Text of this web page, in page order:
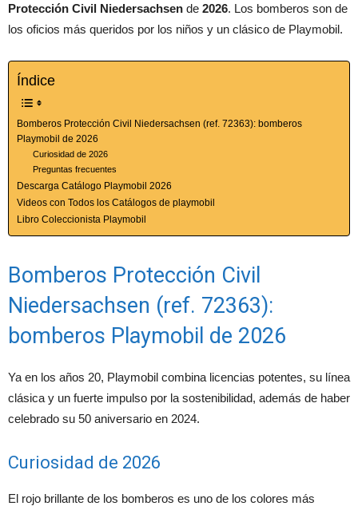
Protección Civil Niedersachsen de 2026. Los bomberos son de
los oficios más queridos por los niños y un clásico de Playmobil.
Índice
Bomberos Protección Civil Niedersachsen (ref. 72363): bomberos
Playmobil de 2026
Curiosidad de 2026
Preguntas frecuentes
Descarga Catálogo Playmobil 2026
Videos con Todos los Catálogos de playmobil
Libro Coleccionista Playmobil
Bomberos Protección Civil
Niedersachsen (ref. 72363):
bomberos Playmobil de 2026
Ya en los años 20, Playmobil combina licencias potentes, su línea
clásica y un fuerte impulso por la sostenibilidad, además de haber
celebrado su 50 aniversario en 2024.
Curiosidad de 2026
El rojo brillante de los bomberos es uno de los colores más